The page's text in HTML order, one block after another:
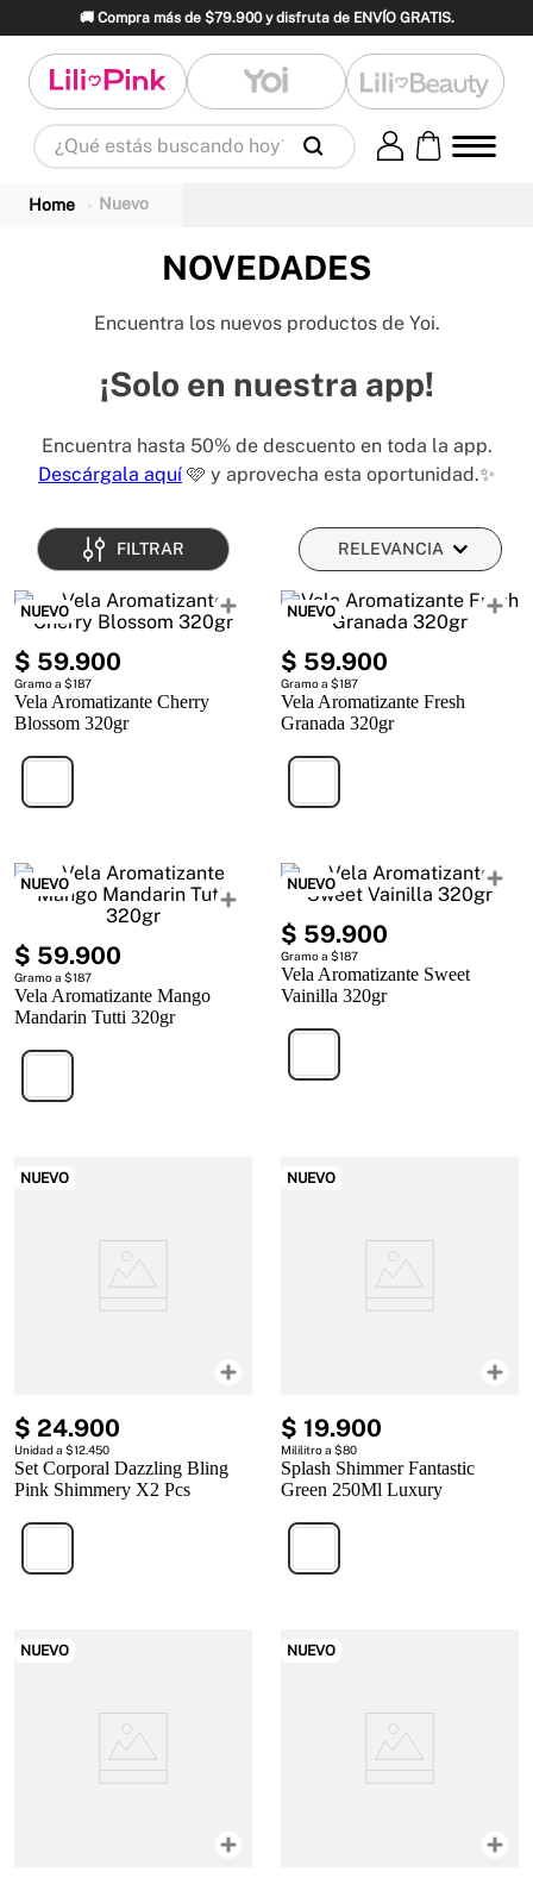
🚚 Compra más de $79.900 y disfruta de ENVÍO GRATIS.
¿Qué estás buscando hoy?
Nuevo
NOVEDADES
Encuentra los nuevos productos de Yoi.
¡Solo en nuestra app!
Encuentra hasta 50% de descuento en toda la app.
Descárgala aquí 🩷 y aprovecha esta oportunidad.✨
FILTRAR RELEVANCIA
NUEVO
$ 59.900
Gramo a $187
Vela Aromatizante Cherry
Blossom 320gr
NUEVO
$ 59.900
Gramo a $187
Vela Aromatizante Fresh
Granada 320gr
NUEVO
$ 59.900
Gramo a $187
Vela Aromatizante Mango
Mandarin Tutti 320gr
NUEVO
$ 59.900
Gramo a $187
Vela Aromatizante Sweet
Vainilla 320gr
NUEVO
$ 24.900
Unidad a $12.450
Set Corporal Dazzling Bling
Pink Shimmery X2 Pcs
NUEVO
$ 19.900
Mililitro a $80
Splash Shimmer Fantastic
Green 250Ml Luxury
NUEVO NUEVO
1. panty
5. splashs 6